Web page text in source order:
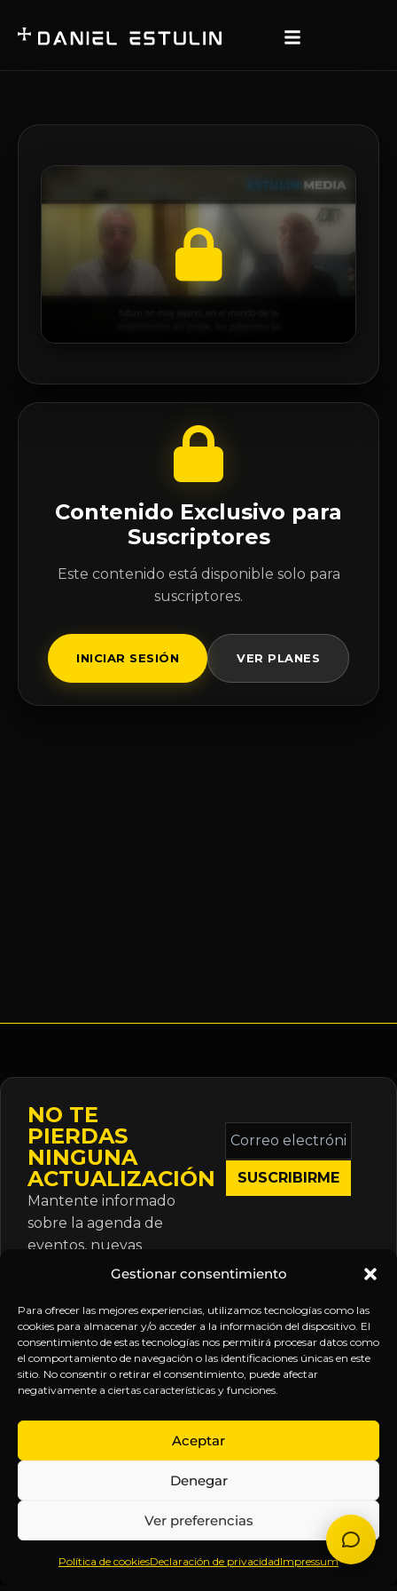
Gestionar consentimiento
Para ofrecer las mejores experiencias, utilizamos tecnologías como las
cookies para almacenar y/o acceder a la información del dispositivo. El
consentimiento de estas tecnologías nos permitirá procesar datos como
el comportamiento de navegación o las identificaciones únicas en este
sitio. No consentir o retirar el consentimiento, puede afectar
negativamente a ciertas características y funciones.
Aceptar
Denegar
Ver preferencias
Política de cookiesDeclaración de privacidadImpressum
Contenido Exclusivo para
Suscriptores
Este contenido está disponible solo para
suscriptores.
INICIAR SESIÓN VER PLANES
NO TE
PIERDAS
NINGUNA
ACTUALIZACIÓN
Mantente informado
sobre la agenda de
eventos, nuevas
publicaciones y
suscripción.
Correo
electrónico
*
Inteligencia
Anticipándonos
EXPLORA
Inicio
Sobre
Contenido
Webinars
LEGAL
Política
de
Términos y
Aviso
SÍGUENOS